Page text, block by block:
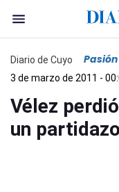
Diario de Cuyo
3 de marzo de 2011 -
Vélez
un